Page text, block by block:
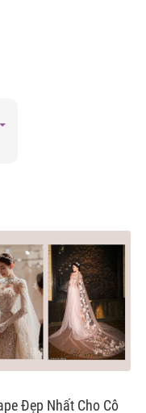
Đẹp Nhất Cho Cô